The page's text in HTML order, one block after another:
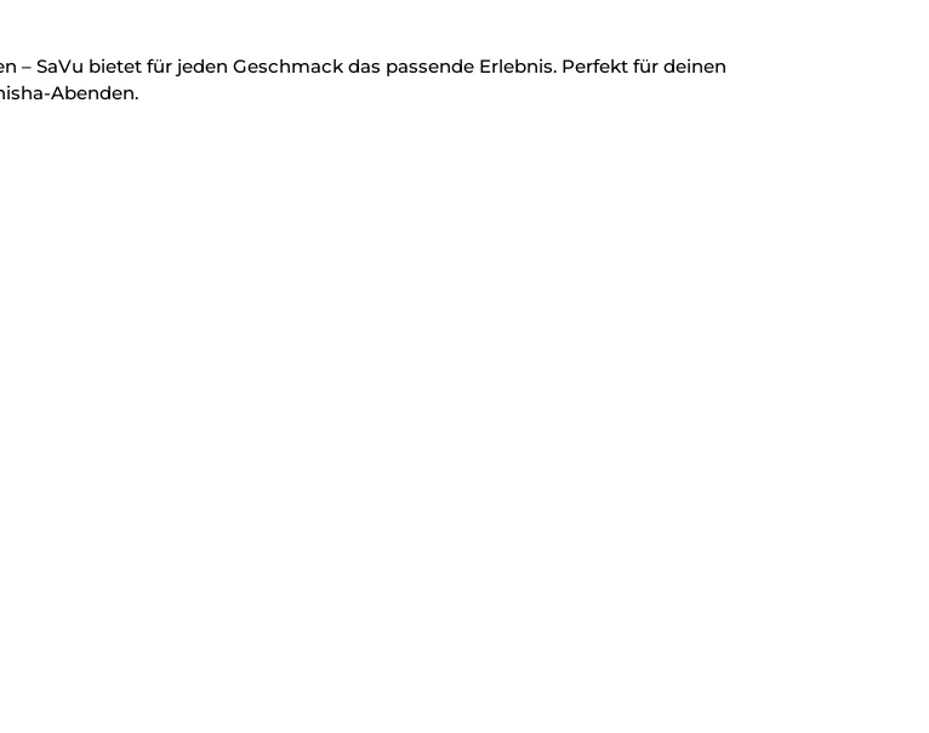
SaVu bietet für jeden Geschmack das passende Erlebnis. Perfekt für deinen
Abenden.